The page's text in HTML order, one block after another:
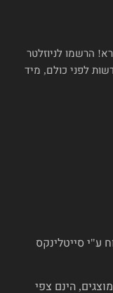
הרשמו לניוזלטר
לפני כולם, מיד
ע"י סייטלינקס
הינם צפי